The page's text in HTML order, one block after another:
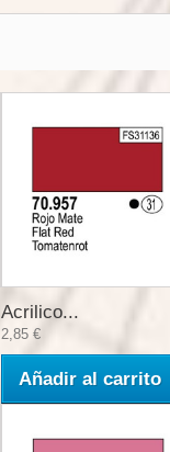
Acrilico...
2,85 €
Añadir al carrito